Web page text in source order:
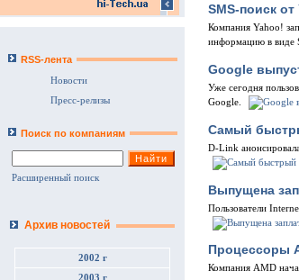
RSS-лента
Новости
Пресс-релизы
Поиск по компаниям
Расширенный поиск
Архив новостей
2002 г
2003 г
SMS-поиск от
Компания Yahoo!
информацию в виде
Google
Уже сегодня
Google.
Самый
D-Link
Выпущена
Пользователи
Процессоры
Компания AMD